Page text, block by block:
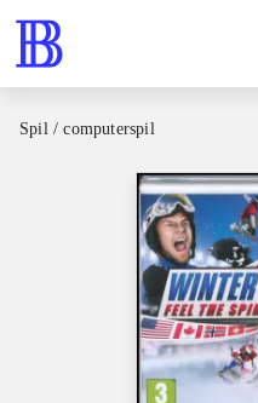
Spil / computerspil